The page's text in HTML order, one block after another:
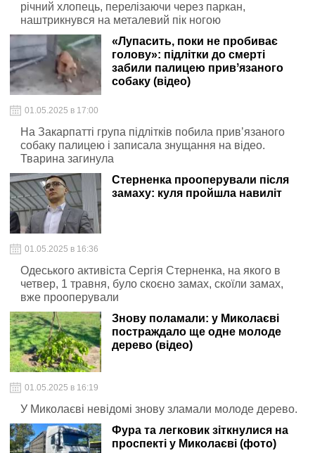
річний хлопець, перелізаючи через паркан,
наштрикнувся на металевий пік ногою
«Лупасить, поки не пробиває
голову»: підлітки до смерті
забили палицею привʼязаного
собаку (відео)
01.05.2025 в 17:00
На Закарпатті група підлітків побила привʼязаного
собаку палицею і записала знущання на відео.
Тварина загинула
Стерненка прооперували після
замаху: куля пройшла навиліт
01.05.2025 в 16:36
Одеського активіста Сергія Стерненка, на якого в
четвер, 1 травня, було скоєно замах, скоїли замах,
вже прооперували
Знову поламали: у Миколаєві
постраждало ще одне молоде
дерево (відео)
01.05.2025 в 16:19
У Миколаєві невідомі знову зламали молоде дерево.
Фура та легковик зіткнулися на
проспекті у Миколаєві (фото)